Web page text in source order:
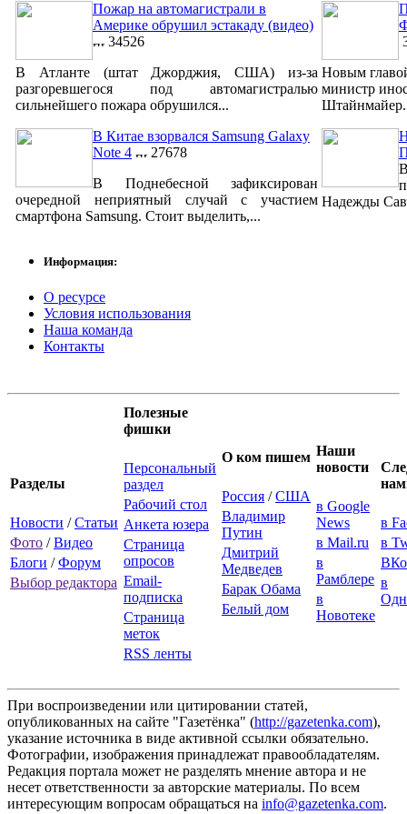
Пожар на автомагистрали в
Америке обрушил эстакаду (видео)
34526
В Атланте (штат Джорджия, США) из-за
разгоревшегося под автомагистралью
сильнейшего пожара обрушился...
В Китае взорвался Samsung Galaxy
Note 4
27678
В Поднебесной зафиксирован
очередной неприятный случай с участием
смартфона Samsung. Стоит выделить,...
Новым
министр
Надежды
Информация:
О ресурсе
Условия использования
Наша команда
Контакты
Разделы
Новости /Статьи
Фото /Видео
Блоги /Форум
Выбор редактора
Полезные
фишки
Персональный
раздел
Рабочий стол
Анкета юзера
Страница
опросов
Email-
подписка
Страница
меток
RSS ленты
О ком пишем
Россия /США
Владимир
Путин
Дмитрий
Медведев
Барак Обама
Белый дом
Наши
новости
в Google
News
в Mail.ru
в
Рамблере
в
Новотеке
в
в
в
При воспроизведении или цитировании статей,
опубликованных на сайте "Газетёнка" (http://gazetenka.com),
указание источника в виде активной ссылки обязательно.
Фотографии, изображения принадлежат правообладателям.
Редакция портала может не разделять мнение автора и не
несет ответственности за авторские материалы. По всем
интересующим вопросам обращаться на info@gazetenka.com.